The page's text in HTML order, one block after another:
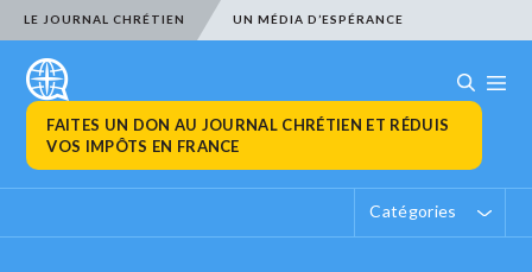
LE JOURNAL CHRÉTIEN UN MÉDIA D’ESPÉRANCE
FAITES UN DON AU JOURNAL CHRÉTIEN ET RÉDUIS
VOS IMPÔTS EN FRANCE
Catégories